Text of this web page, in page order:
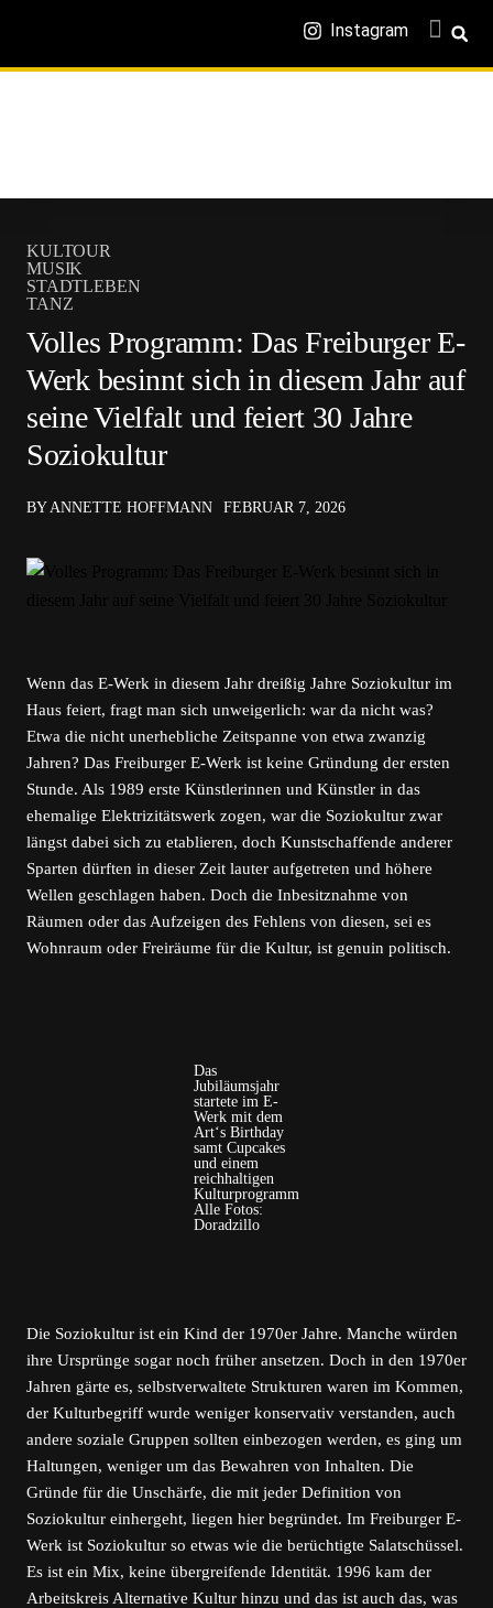
Instagram
KULTOUR
MUSIK
STADTLEBEN
TANZ
Volles Programm: Das Freiburger E-
Werk besinnt sich in diesem Jahr auf
seine Vielfalt und feiert 30 Jahre
Sozio­kultur
BY ANNETTE HOFFMANN FEBRUAR 7, 2026
Wenn das E-Werk in diesem Jahr dreißig Jahre Soziokultur im
Haus feiert, fragt man sich unweigerlich: war da nicht was?
Etwa die nicht unerhebliche Zeitspanne von etwa zwanzig
Jahren? Das Freiburger E-Werk ist keine Gründung der ersten
Stunde. Als 1989 erste Künstlerinnen und Künstler in das
ehemalige Elektrizitätswerk zogen, war die Soziokultur zwar
längst dabei sich zu etablieren, doch Kunstschaffende anderer
Sparten dürften in dieser Zeit lauter aufgetreten und höhere
Wellen geschlagen haben. Doch die Inbesitznahme von
Räumen oder das Aufzeigen des Fehlens von diesen, sei es
Wohnraum oder Freiräume für die Kultur, ist genuin politisch.
Das
Jubiläumsjahr
startete im E-
Werk mit dem
Art‘s Birthday
samt Cupcakes
und einem
reichhaltigen
Kulturprogramm
Alle Fotos:
Doradzillo
Die Soziokultur ist ein Kind der 1970er Jahre. Manche würden
ihre Ursprünge sogar noch früher ansetzen. Doch in den 1970er
Jahren gärte es, selbstverwaltete Strukturen waren im Kommen,
der Kulturbegriff wurde weniger konservativ verstanden, auch
andere soziale Gruppen sollten einbezogen werden, es ging um
Haltungen, weniger um das Bewahren von Inhalten. Die
Gründe für die Unschärfe, die mit jeder Definition von
Soziokultur einhergeht, liegen hier begründet. Im Freiburger E-
Werk ist Soziokultur so etwas wie die berüchtigte Salatschüssel.
Es ist ein Mix, keine übergreifende Identität. 1996 kam der
Arbeitskreis Alternative Kultur hinzu und das ist auch das, was